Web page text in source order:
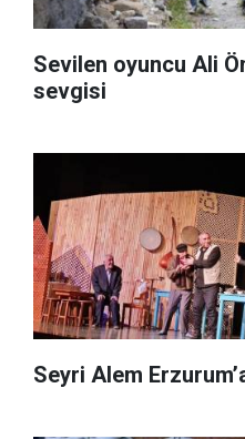
Sevilen oyuncu Ali
sevgisi
Seyri Alem